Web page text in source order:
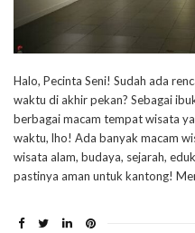
Halo, Pecinta Seni! Sudah ada
waktu di akhir pekan? Sebagai
berbagai macam tempat wisata
waktu, lho! Ada banyak macam
wisata alam, budaya, sejarah,
pastinya aman untuk kantong!